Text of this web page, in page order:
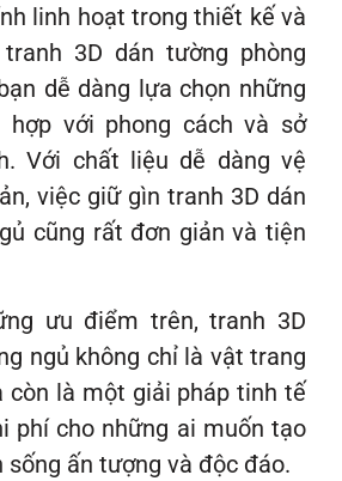
linh hoạt trong thiết kế và
3D dán tường phòng
dễ dàng lựa chọn những
hợp với phong cách và sở
Với chất liệu dễ dàng vệ
việc giữ gìn tranh 3D dán
cũng rất đơn giản và tiện
ưu điểm trên, tranh 3D
ngủ không chỉ là vật trang
là một giải pháp tinh tế
phí cho những ai muốn tạo
sống ấn tượng và độc đáo.